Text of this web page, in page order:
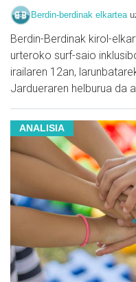
Berdin-berdinak elkartea
Berdin-Berdinak kirol-
urteroko surf-saio
irailaren 12an,
Jardueraren helburua da
ANALISIA